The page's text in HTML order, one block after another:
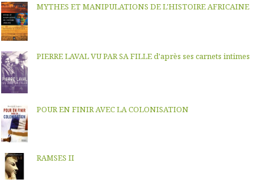
MYTHES ET MANIPULATIONS DE L'HISTOIRE AFRICAINE
PIERRE LAVAL VU PAR SA FILLE d'après ses carnets intimes
POUR EN FINIR AVEC LA COLONISATION
RAMSES II